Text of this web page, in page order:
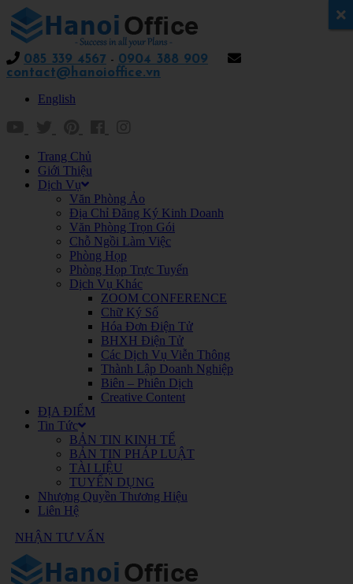
085 339 4567 - 0904 388 909
contact@hanoioffice.vn
English
Trang Chủ
Giới Thiệu
Dịch Vụ
Văn Phòng Ảo
Địa Chỉ Đăng Ký Kinh Doanh
Văn Phòng Trọn Gói
Chỗ Ngồi Làm Việc
Phòng Họp
Phòng Họp Trực Tuyến
Dịch Vụ Khác
ZOOM CONFERENCE
Chữ Ký Số
Hóa Đơn Điện Tử
BHXH Điện Tử
Các Dịch Vụ Viễn Thông
Thành Lập Doanh Nghiệp
Biên – Phiên Dịch
Creative Content
ĐỊA ĐIỂM
Tin Tức
BẢN TIN KINH TẾ
BẢN TIN PHÁP LUẬT
TÀI LIỆU
TUYỂN DỤNG
Nhượng Quyền Thương Hiệu
Liên Hệ
NHẬN TƯ VẤN
x